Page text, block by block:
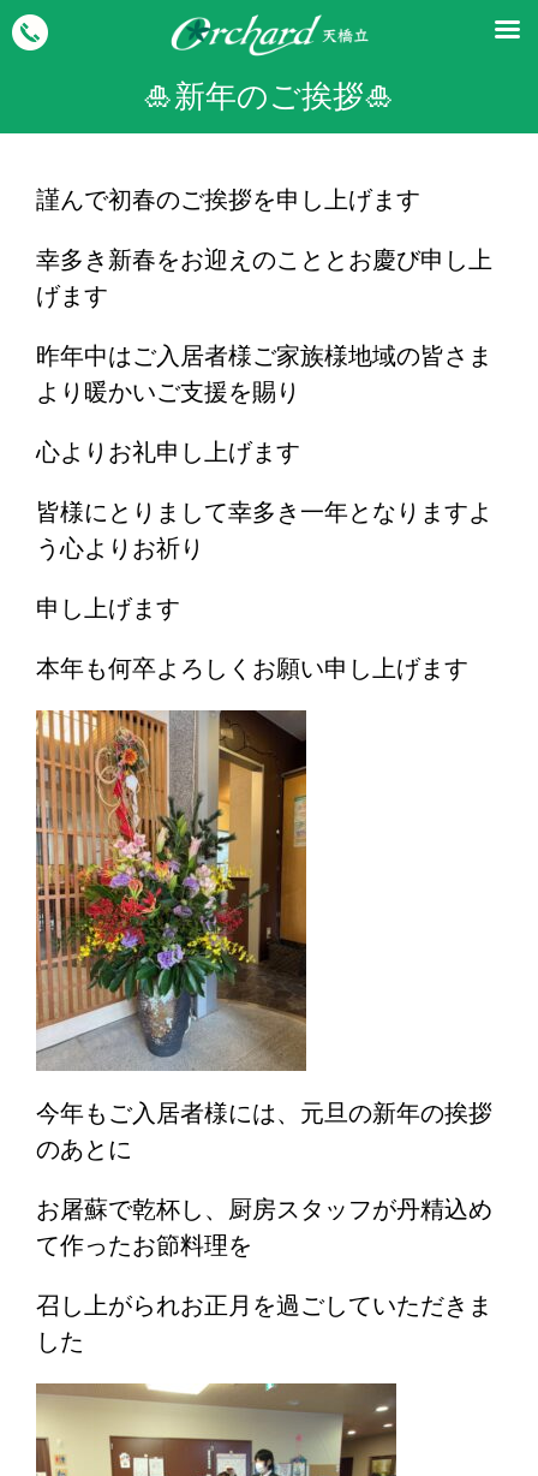
🎍新年のご挨拶🎍
謹んで初春のご挨拶を申し上げます
幸多き新春をお迎えのこととお慶び申し上
げます
昨年中はご入居者様ご家族様地域の皆さま
より暖かいご支援を賜り
心よりお礼申し上げます
皆様にとりまして幸多き一年となりますよ
う心よりお祈り
申し上げます
本年も何卒よろしくお願い申し上げます
今年もご入居者様には、元旦の新年の挨拶
のあとに
お屠蘇で乾杯し、厨房スタッフが丹精込め
て作ったお節料理を
召し上がられお正月を過ごしていただきま
した